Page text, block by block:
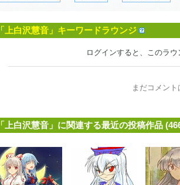
「上白沢慧音」キーワードラウンジ
ログインすると、このラウ
まだコメン
「上白沢慧音」に関連する最近の投稿作品